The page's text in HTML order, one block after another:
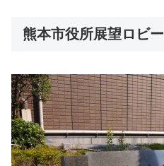
熊本市役所展望ロビー